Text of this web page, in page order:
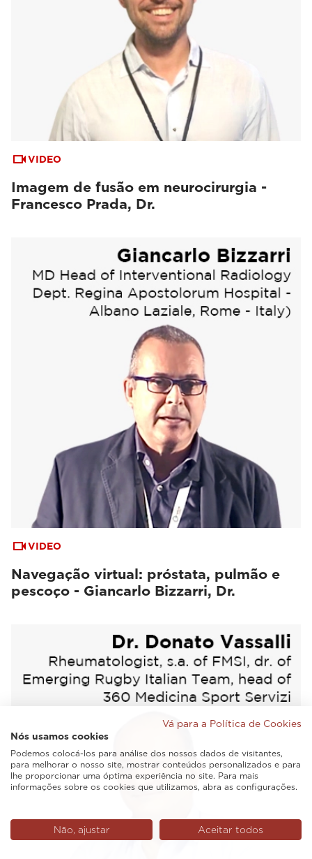
VIDEO
Imagem de fusão em neurocirurgia -
Francesco Prada, Dr.
VIDEO
Navegação virtual: próstata, pulmão e
pescoço - Giancarlo Bizzarri, Dr.
Vá para a Política de Cookies
Nós usamos cookies
Podemos colocá-los para análise dos nossos dados de visitantes,
para melhorar o nosso site, mostrar conteúdos personalizados e para
lhe proporcionar uma óptima experiência no site. Para mais
informações sobre os cookies que utilizamos, abra as configurações.
Não, ajustar Aceitar todos